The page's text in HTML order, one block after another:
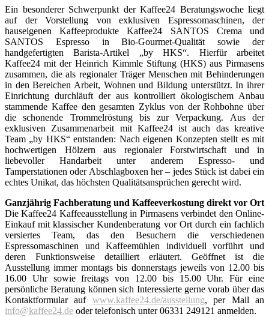
Ein besonderer Schwerpunkt der Kaffee24 Beratungswoche liegt
auf der Vorstellung von exklusiven Espressomaschinen, der
hauseigenen Kaffeeprodukte Kaffee24 SANTOS Crema und
SANTOS Espresso in Bio-Gourmet-Qualität sowie der
handgefertigten Barista-Artikel „by HKS“. Hierfür arbeitet
Kaffee24 mit der Heinrich Kimmle Stiftung (HKS) aus Pirmasens
zusammen, die als regionaler Träger Menschen mit Behinderungen
in den Bereichen Arbeit, Wohnen und Bildung unterstützt. In ihrer
Einrichtung durchläuft der aus kontrolliert ökologischem Anbau
stammende Kaffee den gesamten Zyklus von der Rohbohne über
die schonende Trommelröstung bis zur Verpackung. Aus der
exklusiven Zusammenarbeit mit Kaffee24 ist auch das kreative
Team „by HKS“ entstanden: Nach eigenen Konzepten stellt es mit
hochwertigen Hölzern aus regionaler Forstwirtschaft und in
liebevoller Handarbeit unter anderem Espresso- und
Tamperstationen oder Abschlagboxen her – jedes Stück ist dabei ein
echtes Unikat, das höchsten Qualitätsansprüchen gerecht wird.
Ganzjährig Fachberatung und Kaffeeverkostung direkt vor Ort
Die Kaffee24 Kaffeeausstellung in Pirmasens verbindet den Online-
Einkauf mit klassischer Kundenberatung vor Ort durch ein fachlich
versiertes Team, das den Besuchern die verschiedenen
Espressomaschinen und Kaffeemühlen individuell vorführt und
deren Funktionsweise detailliert erläutert. Geöffnet ist die
Ausstellung immer montags bis donnerstags jeweils von 12.00 bis
16.00 Uhr sowie freitags von 12.00 bis 15.00 Uhr. Für eine
persönliche Beratung können sich Interessierte gerne vorab über das
Kontaktformular auf www.kaffee24.de/ausstellung, per Mail an
info@kaffee24.de oder telefonisch unter 06331 249121 anmelden.